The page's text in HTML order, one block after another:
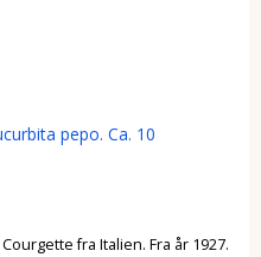
pepo. Ca. 10
fra Italien. Fra år 1927.